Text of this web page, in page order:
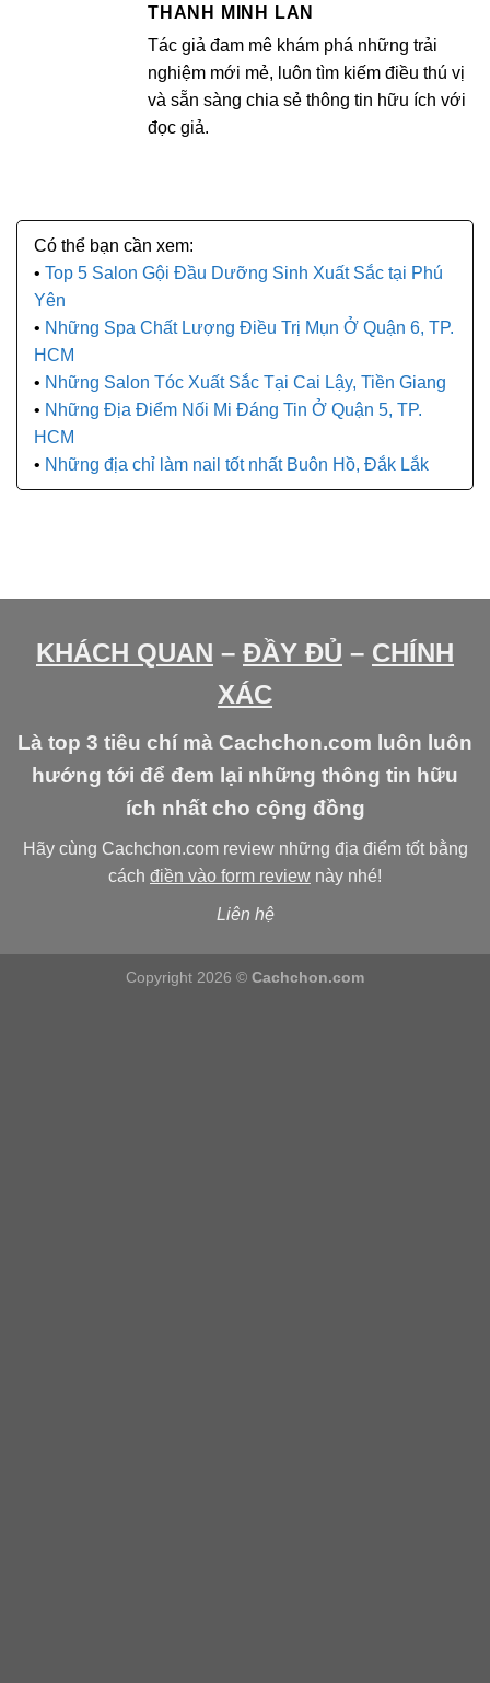
THANH MINH LAN
Tác giả đam mê khám phá những trải
nghiệm mới mẻ, luôn tìm kiếm điều thú vị
và sẵn sàng chia sẻ thông tin hữu ích với
đọc giả.
Top 5 Salon Gội Đầu Dưỡng Sinh Xuất Sắc tại Phú
Yên
Những Spa Chất Lượng Điều Trị Mụn Ở Quận 6, TP.
HCM
Những Salon Tóc Xuất Sắc Tại Cai Lậy, Tiền Giang
Những Địa Điểm Nối Mi Đáng Tin Ở Quận 5, TP.
HCM
Những địa chỉ làm nail tốt nhất Buôn Hồ, Đắk Lắk
KHÁCH QUAN – ĐẦY ĐỦ – CHÍNH
XÁC
Là top 3 tiêu chí mà Cachchon.com luôn luôn
hướng tới để đem lại những thông tin hữu
ích nhất cho cộng đồng
Hãy cùng Cachchon.com review những địa điểm tốt bằng
cách điền vào form review này nhé!
Liên hệ
Copyright 2026 © Cachchon.com